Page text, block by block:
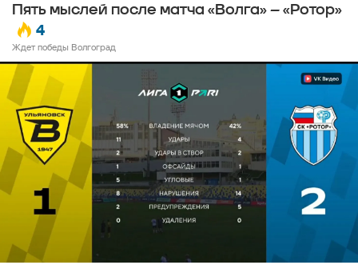
Пять мыслей после матча «Волга» – «Ротор»
4
Ждет победы Волгоград